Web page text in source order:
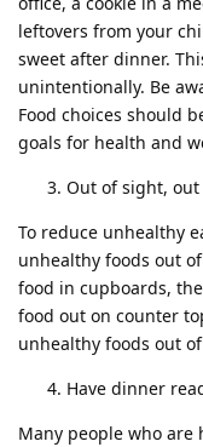
leftovers from your
sweet after dinner.
unintentionally. Be
Food choices should
goals for health and
Out of sight,
To reduce unhealthy
unhealthy foods out
food in cupboards,
food out on counter
unhealthy foods out
Have dinner
Many people who